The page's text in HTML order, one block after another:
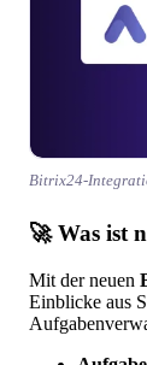
Bitrix24-
🚀 Was ist
Mit der neuen
Einblicke aus